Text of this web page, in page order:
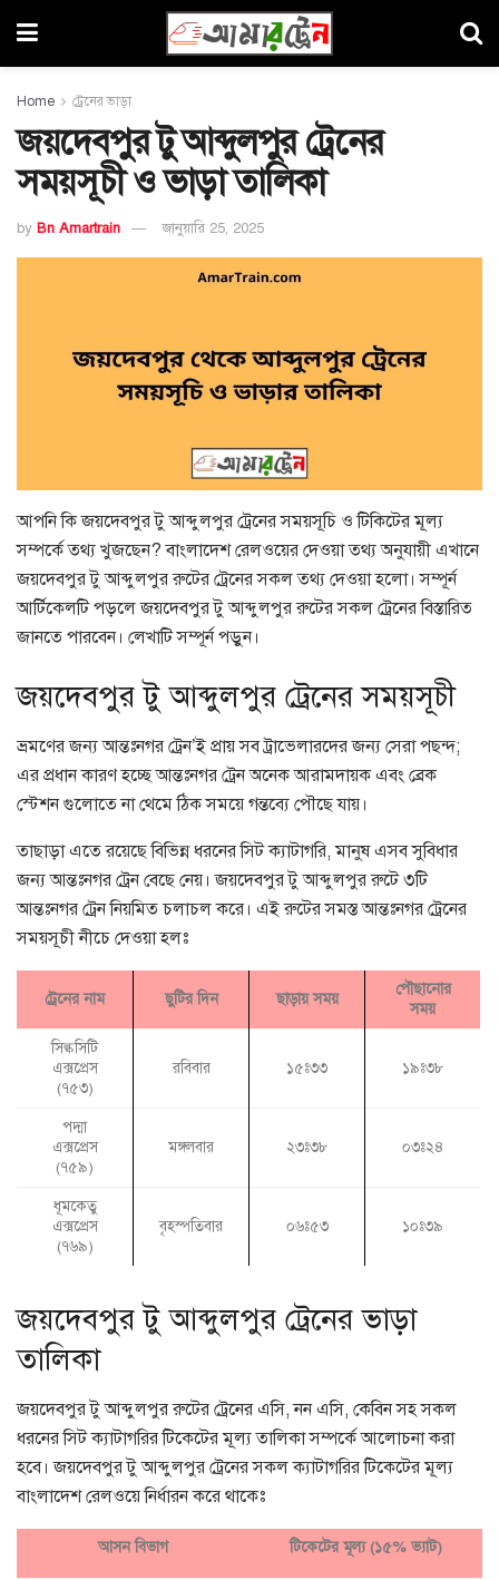
Home ট্রেনের ভাড়া
জয়দেবপুর টু আব্দুলপুর ট্রেনের
সময়সূচী ও ভাড়া তালিকা
by Bn Amartrain জানুয়ারি 25, 2025
আপনি কি জয়দেবপুর টু আব্দুলপুর ট্রেনের সময়সূচি ও টিকিটের মূল্য
সম্পর্কে তথ্য খুজছেন? বাংলাদেশ রেলওয়ের দেওয়া তথ্য অনুযায়ী এখানে
জয়দেবপুর টু আব্দুলপুর রুটের ট্রেনের সকল তথ্য দেওয়া হলো। সম্পূর্ন
আর্টিকেলটি পড়লে জয়দেবপুর টু আব্দুলপুর রুটের সকল ট্রেনের বিস্তারিত
জানতে পারবেন। লেখাটি সম্পূর্ন পড়ুন।
জয়দেবপুর টু আব্দুলপুর ট্রেনের সময়সূচী
ভ্রমণের জন্য আন্তঃনগর ট্রেন’ই প্রায় সব ট্রাভেলারদের জন্য সেরা পছন্দ;
এর প্রধান কারণ হচ্ছে আন্তঃনগর ট্রেন অনেক আরামদায়ক এবং ব্রেক
স্টেশন গুলোতে না থেমে ঠিক সময়ে গন্তব্যে পৌছে যায়।
তাছাড়া এতে রয়েছে বিভিন্ন ধরনের সিট ক্যাটাগরি, মানুষ এসব সুবিধার
জন্য আন্তঃনগর ট্রেন বেছে নেয়। জয়দেবপুর টু আব্দুলপুর রুটে ৩টি
আন্তঃনগর ট্রেন নিয়মিত চলাচল করে। এই রুটের সমস্ত আন্তঃনগর ট্রেনের
সময়সূচী নীচে দেওয়া হলঃ
ট্রেনের নাম ছুটির দিন ছাড়ায় সময়
পৌছানোর
সময়
সিল্কসিটি
এক্সপ্রেস
(৭৫৩)
রবিবার ১৫ঃ৩৩ ১৯ঃ৩৮
পদ্মা
এক্সপ্রেস
(৭৫৯)
মঙ্গলবার ২৩ঃ৩৮ ০৩ঃ২৪
ধূমকেতু
এক্সপ্রেস
(৭৬৯)
বৃহস্পতিবার ০৬ঃ৫৩ ১০ঃ৩৯
জয়দেবপুর টু আব্দুলপুর ট্রেনের ভাড়া
তালিকা
জয়দেবপুর টু আব্দুলপুর রুটের ট্রেনের এসি, নন এসি, কেবিন সহ সকল
ধরনের সিট ক্যাটাগরির টিকেটের মূল্য তালিকা সম্পর্কে আলোচনা করা
হবে। জয়দেবপুর টু আব্দুলপুর ট্রেনের সকল ক্যাটাগরির টিকেটের মূল্য
বাংলাদেশ রেলওয়ে নির্ধারন করে থাকেঃ
আসন বিভাগ টিকেটের মূল্য (১৫% ভ্যাট)